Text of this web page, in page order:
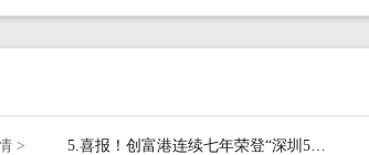
>
5.喜报！创富港连续七年荣登“深圳500强企业”榜单！